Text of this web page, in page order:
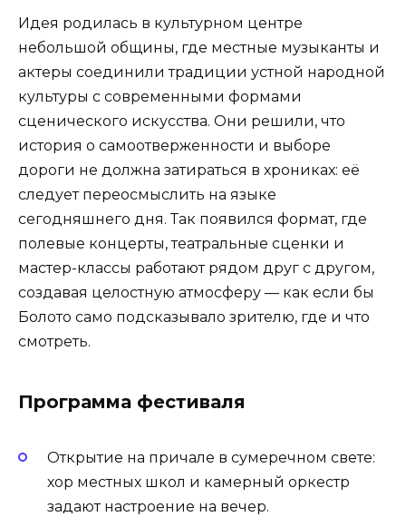
Идея родилась в культурном центре
небольшой общины, где местные музыканты и
актеры соединили традиции устной народной
культуры с современными формами
сценического искусства. Они решили, что
история о самоотверженности и выборе
дороги не должна затираться в хрониках: её
следует переосмыслить на языке
сегодняшнего дня. Так появился формат, где
полевые концерты, театральные сценки и
мастер-классы работают рядом друг с другом,
создавая целостную атмосферу — как если бы
Болото само подсказывало зрителю, где и что
смотреть.
Программа фестиваля
Открытие на причале в сумеречном свете:
хор местных школ и камерный оркестр
задают настроение на вечер.